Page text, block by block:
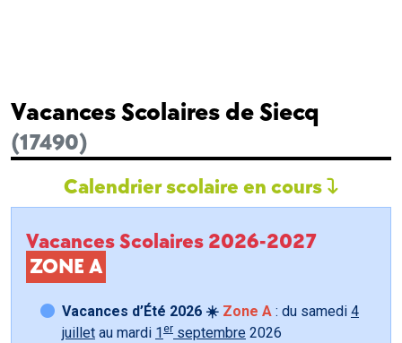
Vacances Scolaires de Siecq
(17490)
Calendrier scolaire en cours
Vacances Scolaires 2026-2027
ZONE A
Vacances d’Été 2026 ☀️ Zone A : du samedi 4
juillet au mardi 1 er septembre 2026